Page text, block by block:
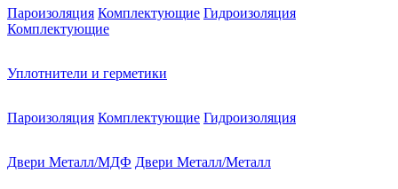
Пароизоляция Комплектующие Гидроизоляция
Комплектующие
Уплотнители и герметики
Пароизоляция Комплектующие Гидроизоляция
Двери Металл/МДФ Двери Металл/Металл